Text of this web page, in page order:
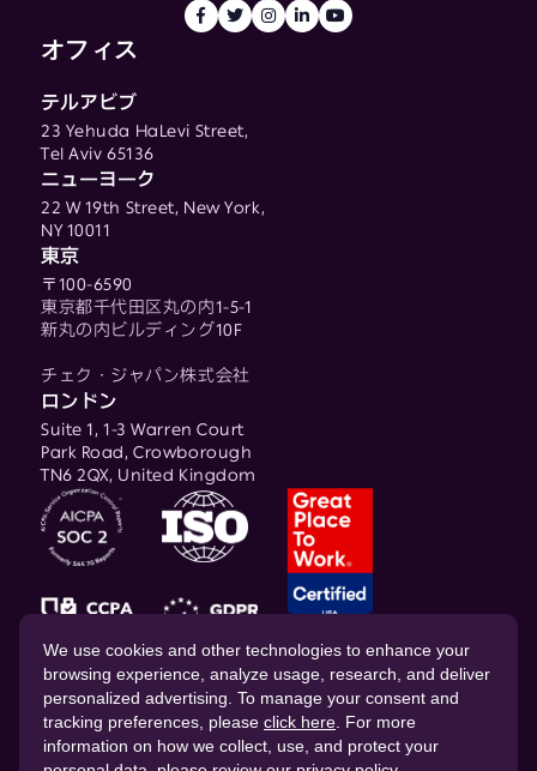
オフィス
テルアビブ
23 Yehuda HaLevi Street,
Tel Aviv 65136
ニューヨーク
22 W 19th Street, New York,
NY 10011
東京
〒100-6590
東京都千代田区丸の内1-5-1
新丸の内ビルディング10F
チェク・ジャパン株式会社
ロンドン
Suite 1, 1-3 Warren Court
Park Road, Crowborough
TN6 2QX, United Kingdom
© 2026 CHEQ AI Technologies Ltd.
We use cookies and other technologies to enhance your
browsing experience, analyze usage, research, and deliver
personalized advertising. To manage your consent and
tracking preferences, please click here . For more
information on how we collect, use, and protect your